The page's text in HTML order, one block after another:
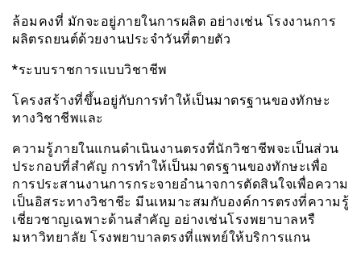
ล้อมคงที่ มักจะอยู่ภายในการผลิต อย่างเช่น โรงงานการ
ผลิตรถยนต์ด้วยงานประจำวันที่ตายตัว
*ระบบราชการแบบวิชาชีพ
โครงสร้างที่ขึ้นอยู่กับการทำให้เป็นมาตรฐานของทักษะ
ทางวิชาชีพและ
ความรู้ภายในแกนดำเนินงานตรงที่นักวิชาชีพจะเป็นส่วน
ประกอบที่สำคัญ การทำให้เป็นมาตรฐานของทักษะเพื่อ
การประสานงานการกระจายอำนาจการตัดสินใจเพื่อความ
เป็นอิสระทางวิชาชีะ มีนเหมาะสมกับองค์การตรงที่ความรู้
เชี่ยวชาญเฉพาะด้านสำคัญ อย่างเช่นโรงพยาบาลหรื
มหาวิทยาลัย โรงพยาบาลตรงที่แพทย์ให้บริการแกน